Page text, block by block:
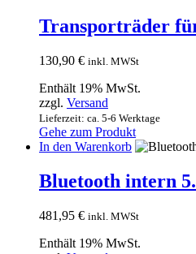
Transporträder
130,90 € inkl. MWSt
Enthält 19% MwSt.
zzgl. Versand
Lieferzeit: ca. 5-6 Werktage
Gehe zum Produkt
In den Warenkorb
Bluetooth intern
481,95 € inkl. MWSt
Enthält 19% MwSt.